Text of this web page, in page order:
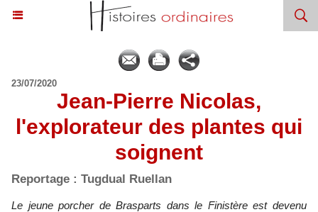
23/07/2020
Jean-Pierre Nicolas,
l'explorateur des plantes qui
soignent
Reportage : Tugdual Ruellan
Le jeune porcher de Brasparts dans le Finistère est devenu